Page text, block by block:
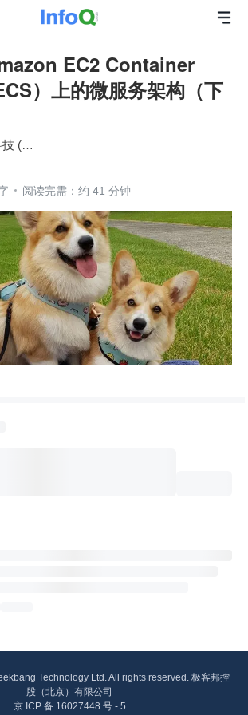
EC2 Container
）上的微服务架构（下
亚马逊云科技 (Amazon Web Services）
阅读完需：约 41 分钟
Technology Ltd. All rights reserved. 极客邦控
股（北京）有限公司
京 ICP 备 16027448 号 - 5